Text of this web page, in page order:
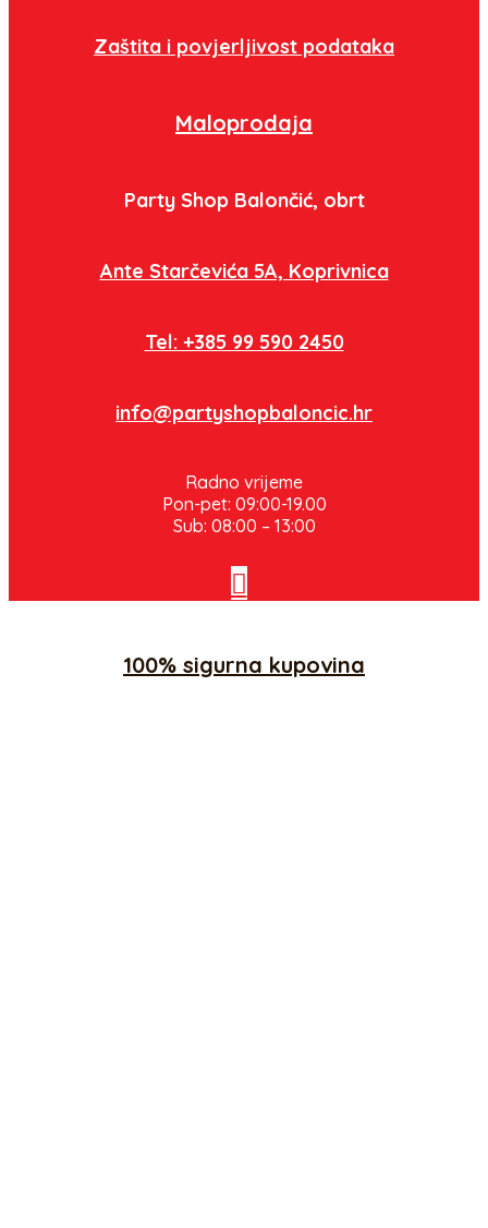
Zaštita i povjerljivost podataka
Maloprodaja
Party Shop Balončić, obrt
Ante Starčevića 5A, Koprivnica
Tel: +385 99 590 2450
info@partyshopbaloncic.hr
Radno vrijeme
Pon-pet: 09:00-19.00
Sub: 08:00 – 13:00
100% sigurna kupovina